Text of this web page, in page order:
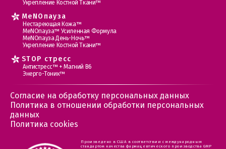
Укрепление Костной Ткани™
MеNOпауза
Нестареющая Кожа™
МеNOпауза™ Усиленная Формула
МеNOпауза День-Ночь™
Укрепление Костной Ткани™
STOP стресс
Антистресс™ + Магний В6
Энерго-Тоник™
Согласие на обработку персональных данных
Политика в отношении обработки персональных
данных
Политика cookies
Произведено в США в соответствии с международным
стандартом качества фармацевтического производства GMP